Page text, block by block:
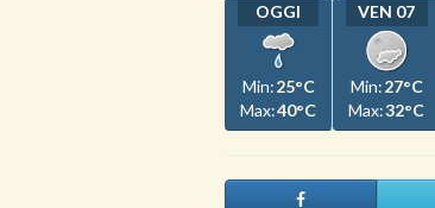
OGGI
Min:25°C
Max:40°C
VEN 07
Min:27°C
Max:32°C